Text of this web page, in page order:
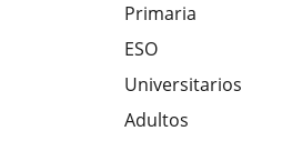
Primaria
ESO
Universitarios
Adultos